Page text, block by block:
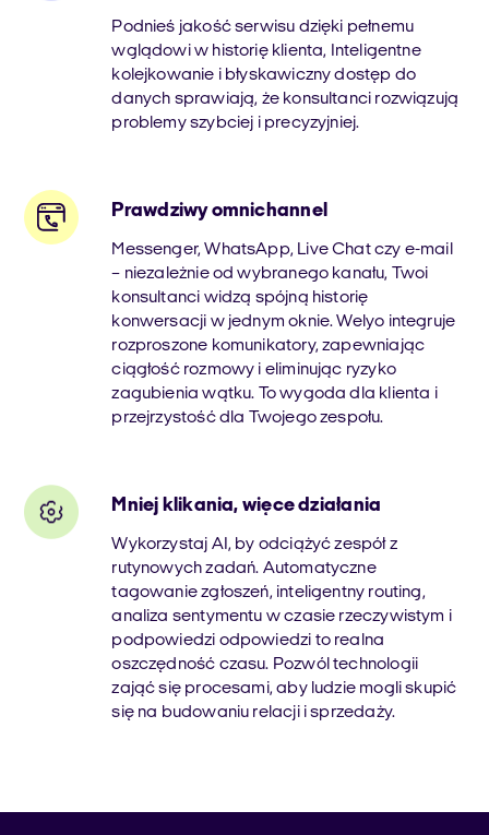
Podnieś jakość serwisu dzięki pełnemu
wglądowi w historię klienta, Inteligentne
kolejkowanie i błyskawiczny dostęp do
danych sprawiają, że konsultanci rozwiązują
problemy szybciej i precyzyjniej.
Prawdziwy omnichannel
Messenger, WhatsApp, Live Chat czy e-mail
– niezależnie od wybranego kanału, Twoi
konsultanci widzą spójną historię
konwersacji w jednym oknie. Welyo integruje
rozproszone komunikatory, zapewniając
ciągłość rozmowy i eliminując ryzyko
zagubienia wątku. To wygoda dla klienta i
przejrzystość dla Twojego zespołu.
Mniej klikania, więce działania
Wykorzystaj AI, by odciążyć zespół z
rutynowych zadań. Automatyczne
tagowanie zgłoszeń, inteligentny routing,
analiza sentymentu w czasie rzeczywistym i
podpowiedzi odpowiedzi to realna
oszczędność czasu. Pozwól technologii
zająć się procesami, aby ludzie mogli skupić
się na budowaniu relacji i sprzedaży.